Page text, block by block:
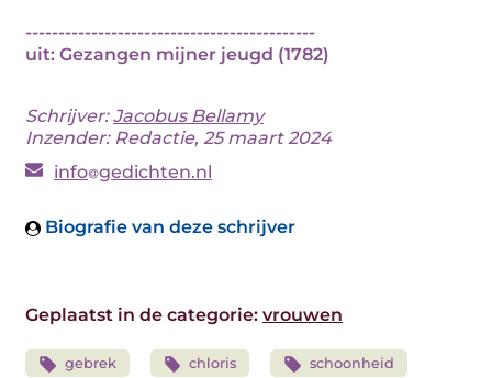
--------------------------------------------
uit: Gezangen mijner jeugd (1782)
Schrijver:Jacobus Bellamy
Inzender: Redactie, 25 maart 2024
info gedichten.nl
Biografie van deze schrijver
Geplaatst in de categorie: vrouwen
gebrek chloris schoonheid